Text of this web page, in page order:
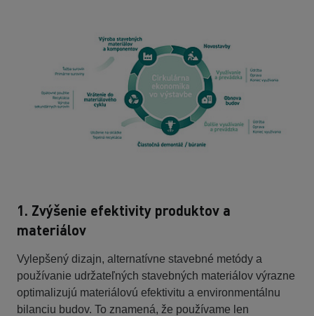
1. Zvýšenie efektivity produktov a
materiálov
Vylepšený dizajn, alternatívne stavebné metódy a
používanie udržateľných stavebných materiálov výrazne
optimalizujú materiálovú efektivitu a environmentálnu
bilanciu budov. To znamená, že používame len